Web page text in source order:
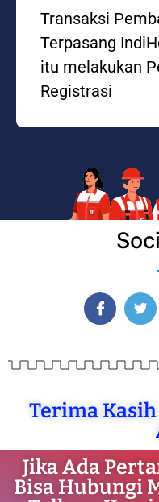
Transaksi
Terpasang
itu melakukan
Registrasi
Terima
Jika Ada
Bisa Hubungi